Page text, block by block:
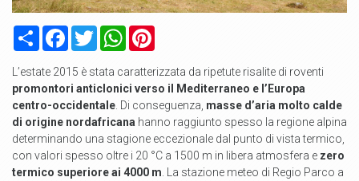
CondividiFacebook
TwitterWhatsApp
L’estate 2015 è stata caratterizzata da ripetute risalite di roventi
promontori anticlonici verso il Mediterraneo e l’Europa
centro-occidentale . Di conseguenza, masse d’aria molto calde
di origine nordafricana hanno raggiunto spesso la regione alpina
determinando una stagione eccezionale dal punto di vista termico,
con valori spesso oltre i 20 °C a 1500 m in libera atmosfera e zero
termico superiore ai 4000 m . La stazione meteo di Regio Parco a